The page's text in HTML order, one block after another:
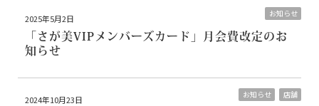
お知らせ
2025年5月2日
「さが美VIPメンバーズカード」月会費改定のお
知らせ
お知らせ 店舗
2024年10月23日